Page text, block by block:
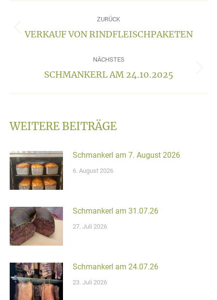
KOMMENTARNAVIGATION
ZURÜCK
Vorheriger
VERKAUF VON RINDFLEISCHPAKETEN
NÄCHSTES
Nächster
SCHMANKERL AM 24.10.2025
WEITERE BEITRÄGE
Schmankerl am 7. August 2026
6. August 2026
Schmankerl am 31.07.26
27. Juli 2026
Schmankerl am 24.07.26
23. Juli 2026